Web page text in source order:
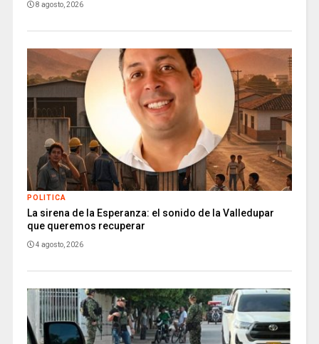
8 agosto, 2026
POLITICA
La sirena de la Esperanza: el sonido de la Valledupar
que queremos recuperar
4 agosto, 2026